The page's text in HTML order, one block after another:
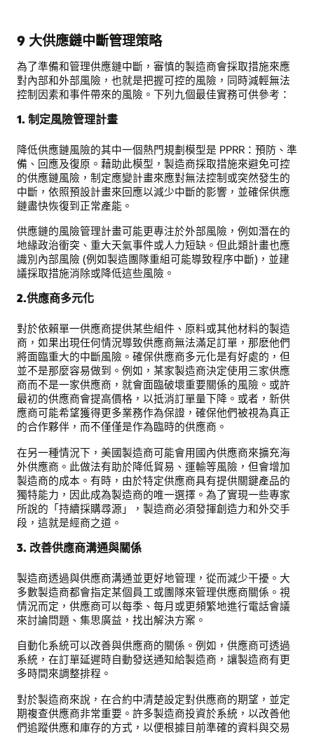
9 大供應鏈中斷管理策略
為了準備和管理供應鏈中斷，審慎的製造商會採取措施來應
對內部和外部風險，也就是把握可控的風險，同時減輕無法
控制因素和事件帶來的風險。下列九個最佳實務可供參考：
1. 制定風險管理計畫
降低供應鏈風險的其中一個熱門規劃模型是 PPRR：預防、準
備、回應及復原。藉助此模型，製造商採取措施來避免可控
的供應鏈風險，制定應變計畫來應對無法控制或突然發生的
中斷，依照預設計畫來回應以減少中斷的影響，並確保供應
鏈盡快恢復到正常產能。
供應鏈的風險管理計畫可能更專注於外部風險，例如潛在的
地緣政治衝突、重大天氣事件或人力短缺。但此類計畫也應
識別內部風險 (例如製造團隊重組可能導致程序中斷)，並建
議採取措施消除或降低這些風險。
2.供應商多元化
對於依賴單一供應商提供某些組件、原料或其他材料的製造
商，如果出現任何情況導致供應商無法滿足訂單，那麽他們
將面臨重大的中斷風險。確保供應商多元化是有好處的，但
並不是那麼容易做到。例如，某家製造商決定使用三家供應
商而不是一家供應商，就會面臨破壞重要關係的風險。或許
最初的供應商會提高價格，以抵消訂單量下降。或者，新供
應商可能希望獲得更多業務作為保證，確保他們被視為真正
的合作夥伴，而不僅僅是作為臨時的供應商。
在另一種情況下，美國製造商可能會用國內供應商來擴充海
外供應商。此做法有助於降低貿易、運輸等風險，但會增加
製造商的成本。有時，由於特定供應商具有提供關鍵產品的
獨特能力，因此成為製造商的唯一選擇。為了實現一些專家
所說的「持續採購尋源」，製造商必須發揮創造力和外交手
段，這就是經商之道。
3. 改善供應商溝通與關係
製造商透過與供應商溝通並更好地管理，從而減少干擾。大
多數製造商都會指定某個員工或團隊來管理供應商關係。視
情況而定，供應商可以每季、每月或更頻繁地進行電話會議
來討論問題、集思廣益，找出解決方案。
自動化系統可以改善與供應商的關係。例如，供應商可透過
系統，在訂單延遲時自動發送通知給製造商，讓製造商有更
多時間來調整排程。
對於製造商來說，在合約中清楚設定對供應商的期望，並定
期複查供應商非常重要。許多製造商投資於系統，以改善他
們追蹤供應和庫存的方式，以便根據目前準確的資料與交易